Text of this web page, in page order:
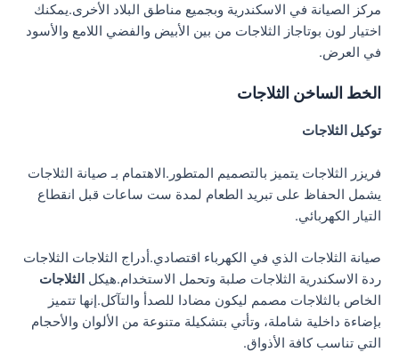
مركز الصيانة في الاسكندرية وبجميع مناطق البلاد الأخرى.يمكنك
اختيار لون بوتاجاز الثلاجات من بين الأبيض والفضي اللامع والأسود
في العرض.
الخط الساخن الثلاجات
توكيل الثلاجات
فريزر الثلاجات يتميز بالتصميم المتطور.الاهتمام بـ صيانة الثلاجات
يشمل الحفاظ على تبريد الطعام لمدة ست ساعات قبل انقطاع
التيار الكهربائي.
صيانة الثلاجات الذي في الكهرباء اقتصادي.أدراج الثلاجات الثلاجات
ردة الاسكندرية الثلاجات صلبة وتحمل الاستخدام.هيكل الثلاجات
الخاص بالثلاجات مصمم ليكون مضادا للصدأ والتآكل.إنها تتميز
بإضاءة داخلية شاملة، وتأتي بتشكيلة متنوعة من الألوان والأحجام
التي تناسب كافة الأذواق.